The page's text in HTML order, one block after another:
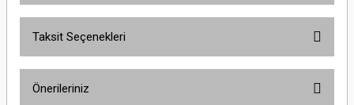
Taksit Seçenekleri
Önerileriniz